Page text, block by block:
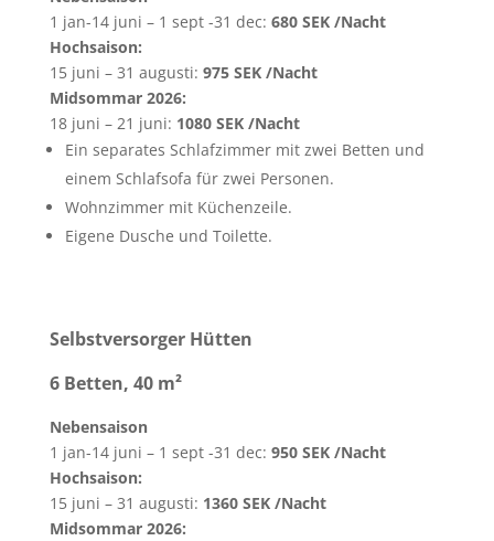
1 jan-14 juni – 1 sept -31 dec: 680 SEK /Nacht
Hochsaison:
15 juni – 31 augusti: 975 SEK /Nacht
Midsommar 2026:
18 juni – 21 juni: 1080 SEK /Nacht
Ein separates Schlafzimmer mit zwei Betten und
einem Schlafsofa für zwei Personen.
Wohnzimmer mit Küchenzeile.
Eigene Dusche und Toilette.
Selbstversorger Hütten
6 Betten, 40 m²
Nebensaison
1 jan-14 juni – 1 sept -31 dec: 950 SEK /Nacht
Hochsaison:
15 juni – 31 augusti: 1360 SEK /Nacht
Midsommar 2026: